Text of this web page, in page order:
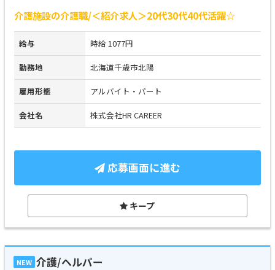
介護施設の介護職/＜紹介求人＞20代30代40代活躍☆
給与 時給 1077円
勤務地 北海道千歳市北陽
雇用形態 アルバイト・パート
会社名 株式会社HR CAREER
応募画面に進む
キープ
NEW 介護/ヘルパー